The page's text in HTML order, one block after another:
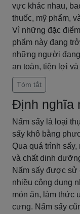
vực khác nhau,
thuốc, mỹ phẩm,
Vì những đặc
phẩm này đang
những người
an toàn, tiện lợi
Tóm tắt
Định nghĩa
Nấm sấy là loại
sấy khô bằng
Qua quá trình
và chất dinh
Nấm sấy được sử
nhiều công dụng
món ăn, làm thức
cưng. Nấm sấy